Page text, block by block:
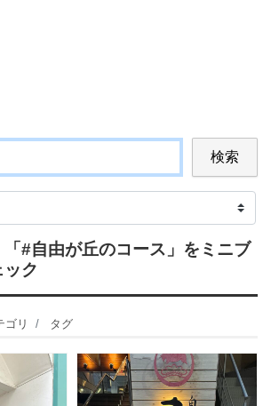
検索
「#自由が丘のコース」 をミニブ
ク
ゴリ タグ